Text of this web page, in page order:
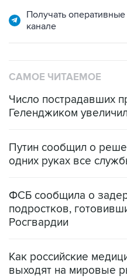
Получать
канале
САМОЕ ЧИТАЕМОЕ
Число пострадавших
Геленджиком
Путин сообщил о
одних руках все
ФСБ сообщила о
подростков,
Росгвардии
Как российские
выходят на мировые